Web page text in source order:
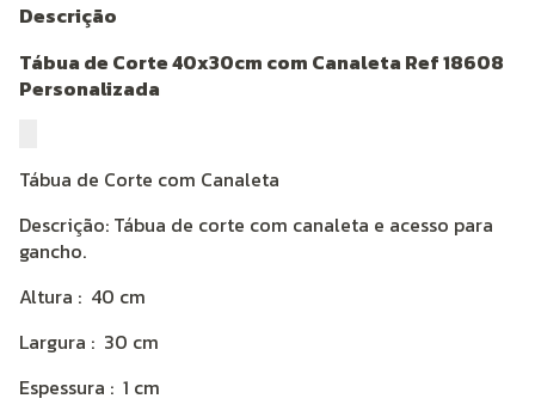
Descrição
Tábua de Corte 40x30cm com Canaleta Ref 18608
Personalizada
Tábua de Corte com Canaleta
Descrição: Tábua de corte com canaleta e acesso para
gancho.
Altura : 40 cm
Largura : 30 cm
Espessura : 1 cm